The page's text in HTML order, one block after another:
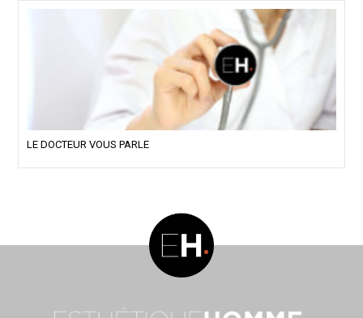
LE DOCTEUR VOUS PARLE